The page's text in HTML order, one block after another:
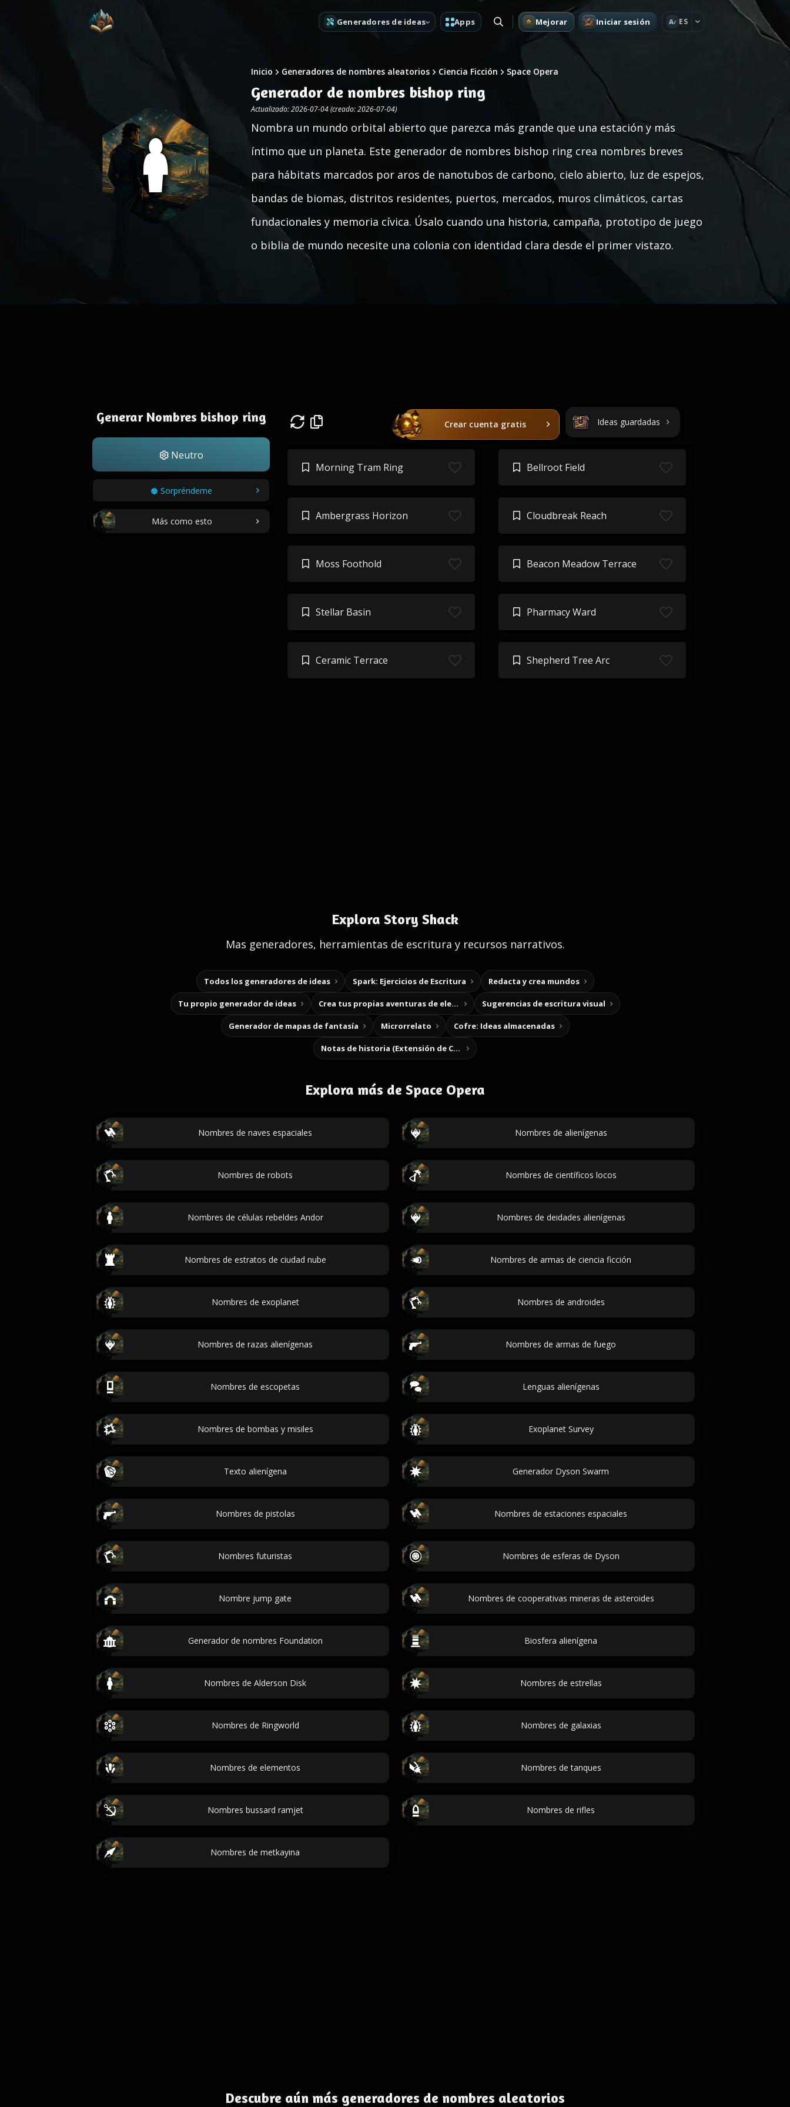
Generadores de ideas Apps Mejorar Iniciar sesión A ES
Inicio Generadores de nombres aleatorios Ciencia Ficción Space Opera
Generador de nombres bishop ring
Actualizado: 2026-07-04 (creado: 2026-07-04)
Nombra un mundo orbital abierto que parezca más grande que una estación y más
íntimo que un planeta. Este generador de nombres bishop ring crea nombres breves
para hábitats marcados por aros de nanotubos de carbono, cielo abierto, luz de espejos,
bandas de biomas, distritos residentes, puertos, mercados, muros climáticos, cartas
fundacionales y memoria cívica. Úsalo cuando una historia, campaña, prototipo de juego
o biblia de mundo necesite una colonia con identidad clara desde el primer vistazo.
Generar Nombres bishop ring
Neutro
Sorpréndeme
Más como esto
Crear cuenta gratis Ideas guardadas
Morning Tram Ring Bellroot Field
Ambergrass Horizon Cloudbreak Reach
Moss Foothold Beacon Meadow Terrace
Stellar Basin Pharmacy Ward
Ceramic Terrace Shepherd Tree Arc
Explora Story Shack
Mas generadores, herramientas de escritura y recursos narrativos.
Todos los generadores de ideas Spark: Ejercicios de Escritura Redacta y crea mundos
Tu propio generador de ideas Crea tus propias aventuras de elección Sugerencias de escritura visual
Generador de mapas de fantasía Microrrelato Cofre: Ideas almacenadas
Notas de historia (Extensión de Chrome)
Explora más de Space Opera
Nombres de naves espaciales Nombres de alienígenas
Nombres de robots Nombres de científicos locos
Nombres de células rebeldes Andor Nombres de deidades alienígenas
Nombres de estratos de ciudad nube Nombres de armas de ciencia ficción
Nombres de exoplanet Nombres de androides
Nombres de razas alienígenas Nombres de armas de fuego
Nombres de escopetas Lenguas alienígenas
Nombres de bombas y misiles Exoplanet Survey
Texto alienígena Generador Dyson Swarm
Nombres de pistolas Nombres de estaciones espaciales
Nombres futuristas Nombres de esferas de Dyson
Nombre jump gate Nombres de cooperativas mineras de asteroides
Generador de nombres Foundation Biosfera alienígena
Nombres de Alderson Disk Nombres de estrellas
Nombres de Ringworld Nombres de galaxias
Nombres de elementos Nombres de tanques
Nombres bussard ramjet Nombres de rifles
Nombres de metkayina
Descubre aún más generadores de nombres aleatorios